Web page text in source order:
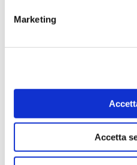
Marketing
Accetta
0
Pagina